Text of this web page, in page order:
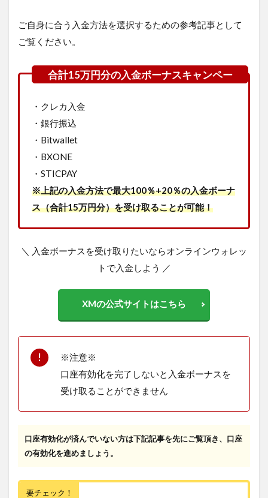
ご自身に合う入金方法を選択するための参考記事として
ご覧ください。
・クレカ入金
・銀行振込
・Bitwallet
・BXONE
・STICPAY
※上記の入金方法で最大100％+20％の入金ボーナ
ス（合計15万円分）を受け取ることが可能！
＼ 入金ボーナスを受け取りたいならオンラインウォレッ
トで入金しよう ／
XMの公式サイトはこちら
※注意※
口座有効化を完了しないと入金ボーナスを
受け取ることができません
口座有効化が済んでいない方は下記記事を先にご覧頂き、口座
の有効化を進めましょう。
要チェック！